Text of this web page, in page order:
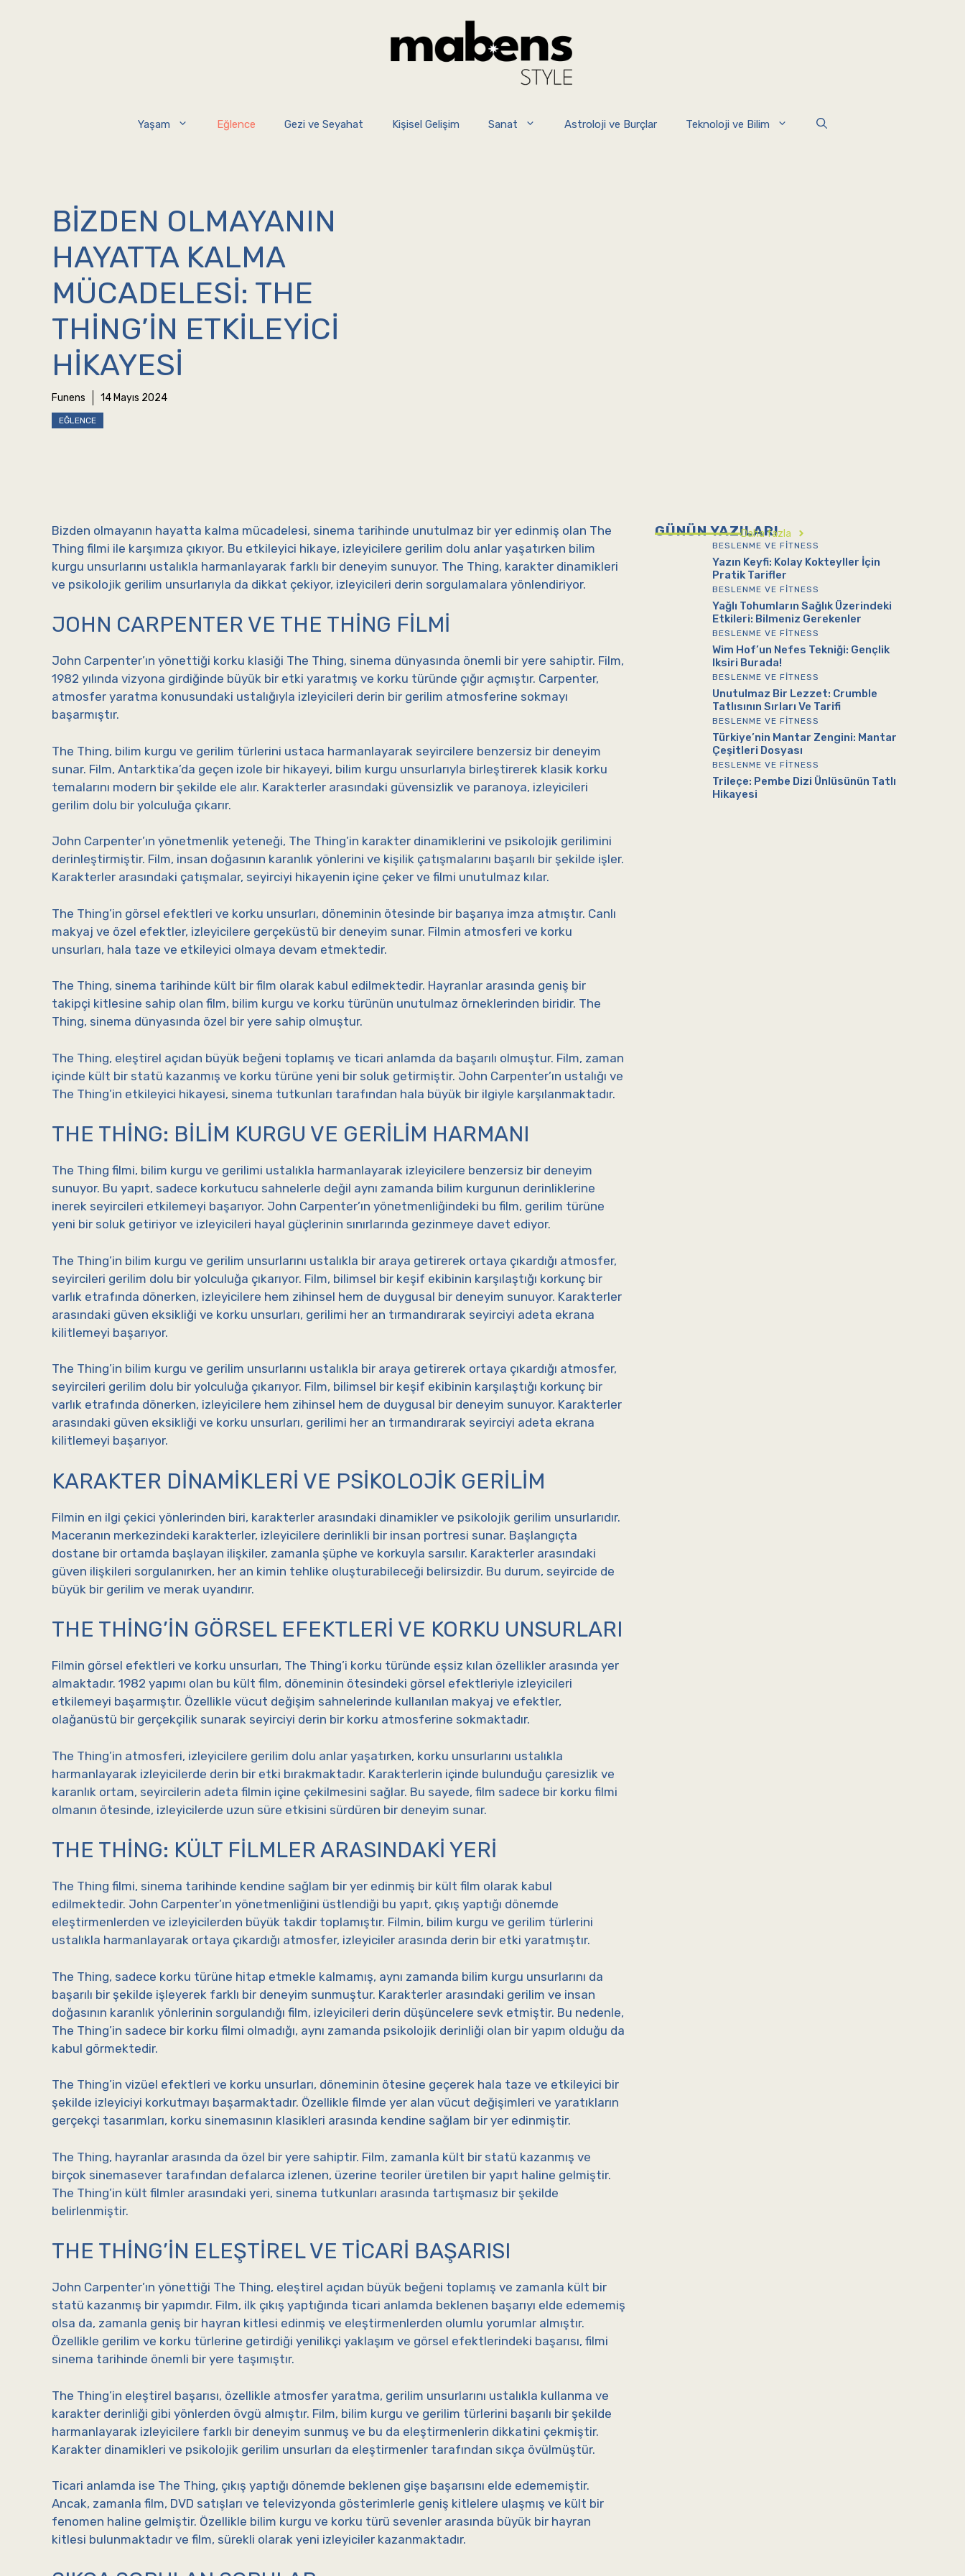
Yaşam Eğlence Gezi ve Seyahat Kişisel Gelişim Sanat Astroloji ve Burçlar Teknoloji ve Bilim
BIZDEN OLMAYANIN
HAYATTA KALMA
MÜCADELESI: THE
THING’IN ETKILEYICI
HIKAYESI
Funens 14 Mayıs 2024
EĞLENCE
Bizden olmayanın hayatta kalma mücadelesi, sinema tarihinde unutulmaz bir yer edinmiş olan The
Thing filmi ile karşımıza çıkıyor. Bu etkileyici hikaye, izleyicilere gerilim dolu anlar yaşatırken bilim
kurgu unsurlarını ustalıkla harmanlayarak farklı bir deneyim sunuyor. The Thing, karakter dinamikleri
ve psikolojik gerilim unsurlarıyla da dikkat çekiyor, izleyicileri derin sorgulamalara yönlendiriyor.
JOHN CARPENTER VE THE THING FILMI
John Carpenter’ın yönettiği korku klasiği The Thing, sinema dünyasında önemli bir yere sahiptir. Film,
1982 yılında vizyona girdiğinde büyük bir etki yaratmış ve korku türünde çığır açmıştır. Carpenter,
atmosfer yaratma konusundaki ustalığıyla izleyicileri derin bir gerilim atmosferine sokmayı
başarmıştır.
The Thing, bilim kurgu ve gerilim türlerini ustaca harmanlayarak seyircilere benzersiz bir deneyim
sunar. Film, Antarktika’da geçen izole bir hikayeyi, bilim kurgu unsurlarıyla birleştirerek klasik korku
temalarını modern bir şekilde ele alır. Karakterler arasındaki güvensizlik ve paranoya, izleyicileri
gerilim dolu bir yolculuğa çıkarır.
John Carpenter’ın yönetmenlik yeteneği, The Thing’in karakter dinamiklerini ve psikolojik gerilimini
derinleştirmiştir. Film, insan doğasının karanlık yönlerini ve kişilik çatışmalarını başarılı bir şekilde işler.
Karakterler arasındaki çatışmalar, seyirciyi hikayenin içine çeker ve filmi unutulmaz kılar.
The Thing’in görsel efektleri ve korku unsurları, döneminin ötesinde bir başarıya imza atmıştır. Canlı
makyaj ve özel efektler, izleyicilere gerçeküstü bir deneyim sunar. Filmin atmosferi ve korku
unsurları, hala taze ve etkileyici olmaya devam etmektedir.
The Thing, sinema tarihinde kült bir film olarak kabul edilmektedir. Hayranlar arasında geniş bir
takipçi kitlesine sahip olan film, bilim kurgu ve korku türünün unutulmaz örneklerinden biridir. The
Thing, sinema dünyasında özel bir yere sahip olmuştur.
The Thing, eleştirel açıdan büyük beğeni toplamış ve ticari anlamda da başarılı olmuştur. Film, zaman
içinde kült bir statü kazanmış ve korku türüne yeni bir soluk getirmiştir. John Carpenter’ın ustalığı ve
The Thing’in etkileyici hikayesi, sinema tutkunları tarafından hala büyük bir ilgiyle karşılanmaktadır.
THE THING: BILIM KURGU VE GERILIM HARMANI
The Thing filmi, bilim kurgu ve gerilimi ustalıkla harmanlayarak izleyicilere benzersiz bir deneyim
sunuyor. Bu yapıt, sadece korkutucu sahnelerle değil aynı zamanda bilim kurgunun derinliklerine
inerek seyircileri etkilemeyi başarıyor. John Carpenter’ın yönetmenliğindeki bu film, gerilim türüne
yeni bir soluk getiriyor ve izleyicileri hayal güçlerinin sınırlarında gezinmeye davet ediyor.
The Thing’in bilim kurgu ve gerilim unsurlarını ustalıkla bir araya getirerek ortaya çıkardığı atmosfer,
seyircileri gerilim dolu bir yolculuğa çıkarıyor. Film, bilimsel bir keşif ekibinin karşılaştığı korkunç bir
varlık etrafında dönerken, izleyicilere hem zihinsel hem de duygusal bir deneyim sunuyor. Karakterler
arasındaki güven eksikliği ve korku unsurları, gerilimi her an tırmandırarak seyirciyi adeta ekrana
kilitlemeyi başarıyor.
The Thing’in bilim kurgu ve gerilim unsurlarını ustalıkla bir araya getirerek ortaya çıkardığı atmosfer,
seyircileri gerilim dolu bir yolculuğa çıkarıyor. Film, bilimsel bir keşif ekibinin karşılaştığı korkunç bir
varlık etrafında dönerken, izleyicilere hem zihinsel hem de duygusal bir deneyim sunuyor. Karakterler
arasındaki güven eksikliği ve korku unsurları, gerilimi her an tırmandırarak seyirciyi adeta ekrana
kilitlemeyi başarıyor.
KARAKTER DINAMIKLERI VE PSIKOLOJIK GERILIM
Filmin en ilgi çekici yönlerinden biri, karakterler arasındaki dinamikler ve psikolojik gerilim unsurlarıdır.
Maceranın merkezindeki karakterler, izleyicilere derinlikli bir insan portresi sunar. Başlangıçta
dostane bir ortamda başlayan ilişkiler, zamanla şüphe ve korkuyla sarsılır. Karakterler arasındaki
güven ilişkileri sorgulanırken, her an kimin tehlike oluşturabileceği belirsizdir. Bu durum, seyircide de
büyük bir gerilim ve merak uyandırır.
THE THING’IN GÖRSEL EFEKTLERI VE KORKU UNSURLARI
Filmin görsel efektleri ve korku unsurları, The Thing’i korku türünde eşsiz kılan özellikler arasında yer
almaktadır. 1982 yapımı olan bu kült film, döneminin ötesindeki görsel efektleriyle izleyicileri
etkilemeyi başarmıştır. Özellikle vücut değişim sahnelerinde kullanılan makyaj ve efektler,
olağanüstü bir gerçekçilik sunarak seyirciyi derin bir korku atmosferine sokmaktadır.
The Thing’in atmosferi, izleyicilere gerilim dolu anlar yaşatırken, korku unsurlarını ustalıkla
harmanlayarak izleyicilerde derin bir etki bırakmaktadır. Karakterlerin içinde bulunduğu çaresizlik ve
karanlık ortam, seyircilerin adeta filmin içine çekilmesini sağlar. Bu sayede, film sadece bir korku filmi
olmanın ötesinde, izleyicilerde uzun süre etkisini sürdüren bir deneyim sunar.
THE THING: KÜLT FILMLER ARASINDAKI YERI
The Thing filmi, sinema tarihinde kendine sağlam bir yer edinmiş bir kült film olarak kabul
edilmektedir. John Carpenter’ın yönetmenliğini üstlendiği bu yapıt, çıkış yaptığı dönemde
eleştirmenlerden ve izleyicilerden büyük takdir toplamıştır. Filmin, bilim kurgu ve gerilim türlerini
ustalıkla harmanlayarak ortaya çıkardığı atmosfer, izleyiciler arasında derin bir etki yaratmıştır.
The Thing, sadece korku türüne hitap etmekle kalmamış, aynı zamanda bilim kurgu unsurlarını da
başarılı bir şekilde işleyerek farklı bir deneyim sunmuştur. Karakterler arasındaki gerilim ve insan
doğasının karanlık yönlerinin sorgulandığı film, izleyicileri derin düşüncelere sevk etmiştir. Bu nedenle,
The Thing’in sadece bir korku filmi olmadığı, aynı zamanda psikolojik derinliği olan bir yapım olduğu da
kabul görmektedir.
The Thing’in vizüel efektleri ve korku unsurları, döneminin ötesine geçerek hala taze ve etkileyici bir
şekilde izleyiciyi korkutmayı başarmaktadır. Özellikle filmde yer alan vücut değişimleri ve yaratıkların
gerçekçi tasarımları, korku sinemasının klasikleri arasında kendine sağlam bir yer edinmiştir.
The Thing, hayranlar arasında da özel bir yere sahiptir. Film, zamanla kült bir statü kazanmış ve
birçok sinemasever tarafından defalarca izlenen, üzerine teoriler üretilen bir yapıt haline gelmiştir.
The Thing’in kült filmler arasındaki yeri, sinema tutkunları arasında tartışmasız bir şekilde
belirlenmiştir.
THE THING’IN ELEŞTIREL VE TICARI BAŞARISI
John Carpenter’ın yönettiği The Thing, eleştirel açıdan büyük beğeni toplamış ve zamanla kült bir
statü kazanmış bir yapımdır. Film, ilk çıkış yaptığında ticari anlamda beklenen başarıyı elde edememiş
olsa da, zamanla geniş bir hayran kitlesi edinmiş ve eleştirmenlerden olumlu yorumlar almıştır.
Özellikle gerilim ve korku türlerine getirdiği yenilikçi yaklaşım ve görsel efektlerindeki başarısı, filmi
sinema tarihinde önemli bir yere taşımıştır.
The Thing’in eleştirel başarısı, özellikle atmosfer yaratma, gerilim unsurlarını ustalıkla kullanma ve
karakter derinliği gibi yönlerden övgü almıştır. Film, bilim kurgu ve gerilim türlerini başarılı bir şekilde
harmanlayarak izleyicilere farklı bir deneyim sunmuş ve bu da eleştirmenlerin dikkatini çekmiştir.
Karakter dinamikleri ve psikolojik gerilim unsurları da eleştirmenler tarafından sıkça övülmüştür.
Ticari anlamda ise The Thing, çıkış yaptığı dönemde beklenen gişe başarısını elde edememiştir.
Ancak, zamanla film, DVD satışları ve televizyonda gösterimlerle geniş kitlelere ulaşmış ve kült bir
fenomen haline gelmiştir. Özellikle bilim kurgu ve korku türü sevenler arasında büyük bir hayran
kitlesi bulunmaktadır ve film, sürekli olarak yeni izleyiciler kazanmaktadır.
GÜNÜN YAZILARI
Daha fazla
BESLENME VE FITNESS
Yazın Keyfi: Kolay Kokteyller İçin
Pratik Tarifler
BESLENME VE FITNESS
Yağlı Tohumların Sağlık Üzerindeki
Etkileri: Bilmeniz Gerekenler
BESLENME VE FITNESS
Wim Hof’un Nefes Tekniği: Gençlik
Iksiri Burada!
BESLENME VE FITNESS
Unutulmaz Bir Lezzet: Crumble
Tatlısının Sırları Ve Tarifi
BESLENME VE FITNESS
Türkiye’nin Mantar Zengini: Mantar
Çeşitleri Dosyası
BESLENME VE FITNESS
Trileçe: Pembe Dizi Ünlüsünün Tatlı
Hikayesi